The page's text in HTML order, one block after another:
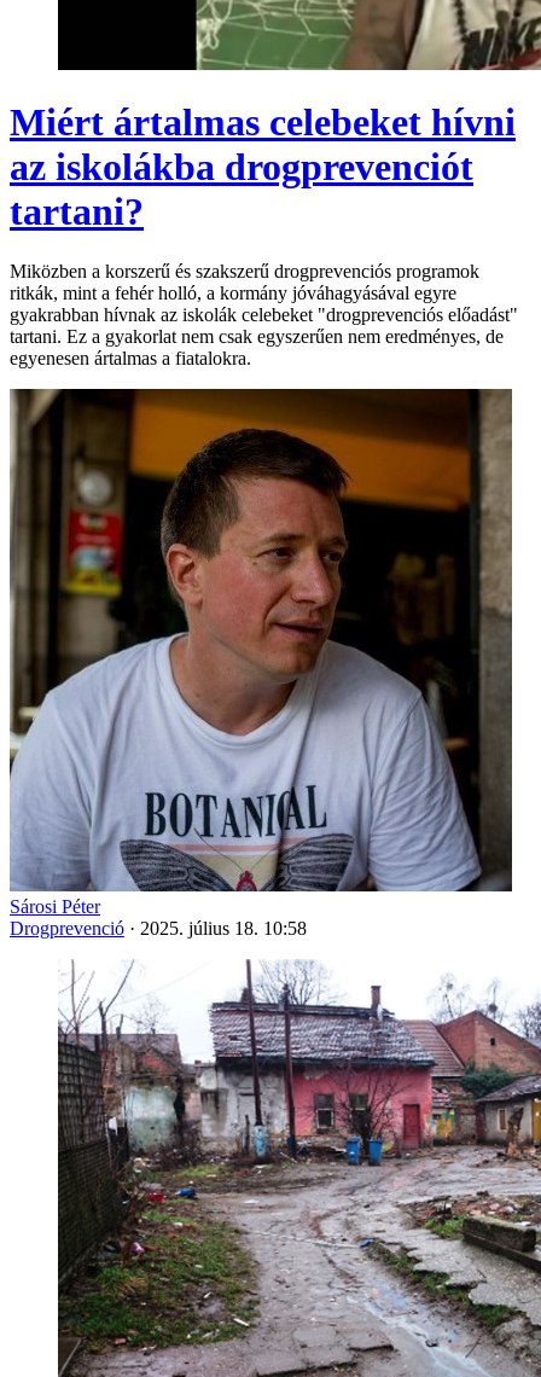
Miért ártalmas celebeket hívni
az iskolákba drogprevenciót
tartani?
Miközben a korszerű és szakszerű drogprevenciós programok
ritkák, mint a fehér holló, a kormány jóváhagyásával egyre
gyakrabban hívnak az iskolák celebeket "drogprevenciós előadást"
tartani. Ez a gyakorlat nem csak egyszerűen nem eredményes, de
egyenesen ártalmas a fiatalokra.
Sárosi Péter
Drogprevenció · 2025. július 18. 10:58